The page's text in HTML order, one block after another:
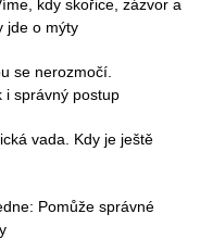
kdy skořice, zázvor a
jde o mýty
se nerozmočí.
i správný postup
vada. Kdy je ještě
Pomůže správné